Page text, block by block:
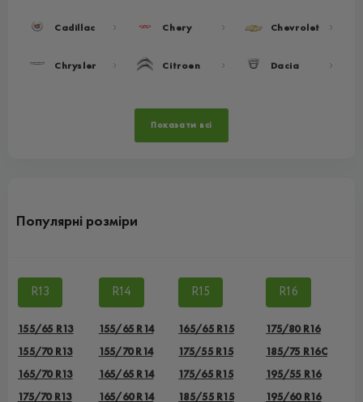
Cadillac Chery Chevrolet
Chrysler Citroen Dacia
Показати всі
Популярні розміри
R13
155/65 R13
155/70 R13
165/70 R13
175/70 R13
R14
155/65 R14
155/70 R14
165/65 R14
165/60 R14
R15
165/65 R15
175/55 R15
175/65 R15
185/55 R15
R16
175/80 R16
185/75 R16C
195/55 R16
195/60 R16